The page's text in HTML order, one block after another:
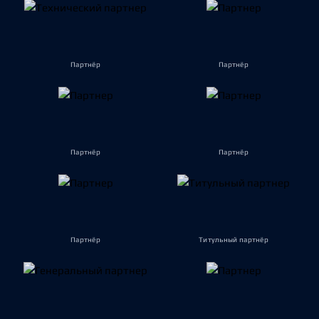
Партнёр Партнёр
Партнёр Партнёр
Партнёр Титульный партнёр